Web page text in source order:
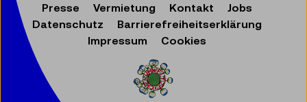
Presse Vermietung Kontakt
Jobs
Datenschutz
Barrierefreiheitserklärung
Impressum
Cookies